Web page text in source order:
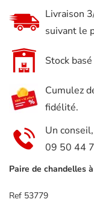
chandelles
DsToolPro
53779
Livraison
suivant le
Stock
Cumulez
fidélité.
Un
09 50 44
Paire de chandelles
Ref 53779